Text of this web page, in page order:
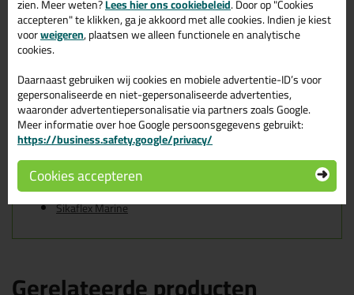
- Op polyester gebaseerd GRP
Kenmerken
gebaseerde GVK's
Sika Primer-290 DC wordt geproduceerd volgens ISO
9001/14001 kwaliteitsborgingssysteem en in het kader
van ‘responsible care’
Tips & tricks voor Sika Primer 290 DC
30ml
In de volgende blogs wordt dit product gebruikt:
Sikaflex Marine
zien. Meer weten?Lees hier ons cookiebeleid. Door op "Cookies
accepteren" te klikken, ga je akkoord met alle cookies. Indien je kiest
voorweigeren, plaatsen we alleen functionele en analytische
cookies.
Daarnaast gebruiken wij cookies en mobiele advertentie-ID’s voor
gepersonaliseerde en niet-gepersonaliseerde advertenties,
waaronder advertentiepersonalisatie via partners zoals Google.
Meer informatie over hoe Google persoonsgegevens gebruikt:
https://business.safety.google/privacy/
Cookies accepteren